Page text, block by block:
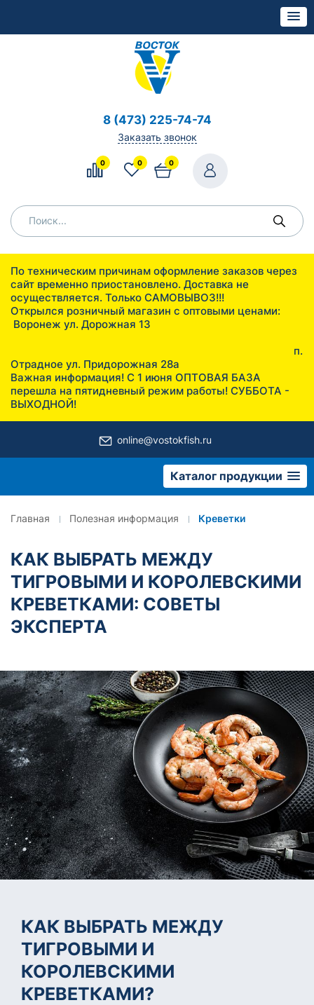
8 (473) 225-74-74
Заказать звонок
0 0 0
По техническим причинам оформление заказов через
сайт временно приостановлено. Доставка не
осуществляется. Только САМОВЫВОЗ!!!
Открылся розничный магазин с оптовыми ценами:
Воронеж ул. Дорожная 13
п.
Отрадное ул. Придорожная 28а
Важная информация! С 1 июня ОПТОВАЯ БАЗА
перешла на пятидневный режим работы! СУББОТА -
ВЫХОДНОЙ!
online@vostokfish.ru
Каталог продукции
Главная Полезная информация Креветки
КАК ВЫБРАТЬ МЕЖДУ
ТИГРОВЫМИ И КОРОЛЕВСКИМИ
КРЕВЕТКАМИ: СОВЕТЫ
ЭКСПЕРТА
КАК ВЫБРАТЬ МЕЖДУ
ТИГРОВЫМИ И
КОРОЛЕВСКИМИ
КРЕВЕТКАМИ?